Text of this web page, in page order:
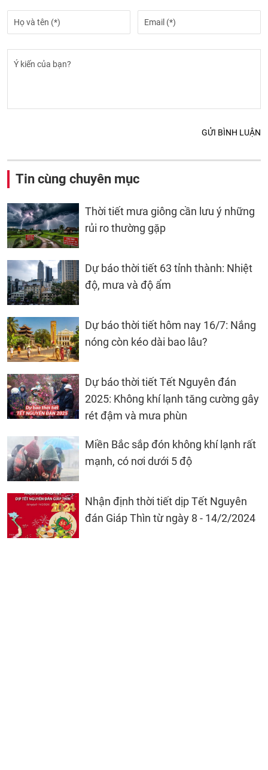
GỬI BÌNH LUẬN
Tin cùng chuyên mục
Thời tiết mưa giông cần lưu ý những
rủi ro thường gặp
Dự báo thời tiết 63 tỉnh thành: Nhiệt
độ, mưa và độ ẩm
Dự báo thời tiết hôm nay 16/7: Nắng
nóng còn kéo dài bao lâu?
Dự báo thời tiết Tết Nguyên đán
2025: Không khí lạnh tăng cường gây
rét đậm và mưa phùn
Miền Bắc sắp đón không khí lạnh rất
mạnh, có nơi dưới 5 độ
Nhận định thời tiết dịp Tết Nguyên
đán Giáp Thìn từ ngày 8 - 14/2/2024